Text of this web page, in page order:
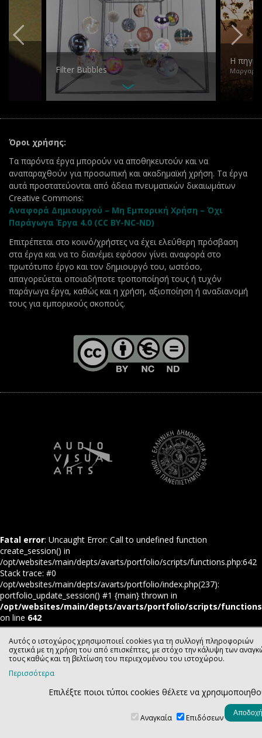
Filter Bubbles
Η πηγή
Όροι χρήσης:
Τα παρόντα έργα μπορούν να αποθηκευτούν και να
αναπαραχθούν για προσωπική και ακαδημαϊκή χρήση. Τα έργα
αυτά προστατεύονται από άδεια πνευματικών δικαιωμάτων
Creative Commons:
Αναφορά Δημιουργού – Μη Εμπορική Χρήση – Όχι
Παράγωγα Έργα 4.0 (CC BY-NC-ND)
Επιτρέπεται στο κοινό/χρήστες να έχει ελεύθερη πρόσβαση
στα έργα και να το διανέμει εφόσον γίνει αναφορά στο
πρωτότυπο έργο και τον δημιουργό του, ωστόσο,
απαγορεύεται οποιαδήποτε τροποποίησή τους ή τυχόν
παράγωγα έργα, καθώς και η χρήση, αξιοποίηση ή αναδιανομή
τους για εμπορικούς σκοπούς.
Αυτός ο ιστοχώρος χρησιμοποιεί cookies για τη συλλογή πληροφοριών
σχετικά με τη χρήση του από επισκέπτες, με στόχο την κάλυψη των
τους καθώς και τη βελτίωση του περιεχομένου του ιστοχώρου.
Περισσότερα
Επιλέξτε ποιοι τύποι cookies θέλετε να
Αναγκαία Επιδόσεων
Fatal error: Uncaught Error: Call to undefined function
create_session() in
/opt/websites/main/depts/avarts/portfolio/scripts/functions.php:642
Stack trace: #0
/opt/websites/main/depts/avarts/portfolio/index.php(237):
portfolio_update_session() #1 {main} thrown in
/opt/websites/main/depts/avarts/portfolio/scripts/
on line 642